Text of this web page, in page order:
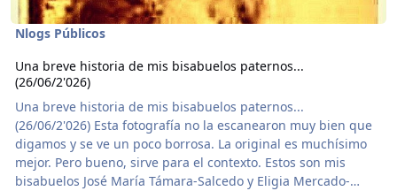
Nlogs Públicos
Una breve historia de mis bisabuelos paternos...
(26/06/2'026)
Una breve historia de mis bisabuelos paternos...
(26/06/2'026) Esta fotografía no la escanearon muy bien que
digamos y se ve un poco borrosa. La original es muchísimo
mejor. Pero bueno, sirve para el contexto. Estos son mis
bisabuelos José María Támara-Salcedo y Eligia Mercado-